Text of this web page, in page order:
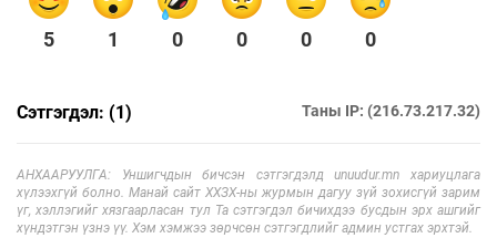
5 1 0 0 0 0
Сэтгэгдэл: (1) Таны IP: (216.73.217.32)
АНХААРУУЛГА: Уншигчдын бичсэн сэтгэгдэлд unuudur.mn хариуцлага
хүлээхгүй болно. Манай сайт ХХЗХ-ны журмын дагуу зүй зохисгүй зарим
үг, хэллэгийг хязгаарласан тул Та сэтгэгдэл бичихдээ бусдын эрх ашгийг
хүндэтгэн үзнэ үү. Хэм хэмжээ зөрчсөн сэтгэгдлийг админ устгах эрхтэй.